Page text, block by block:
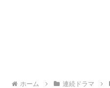
ホーム 連続ドラマ